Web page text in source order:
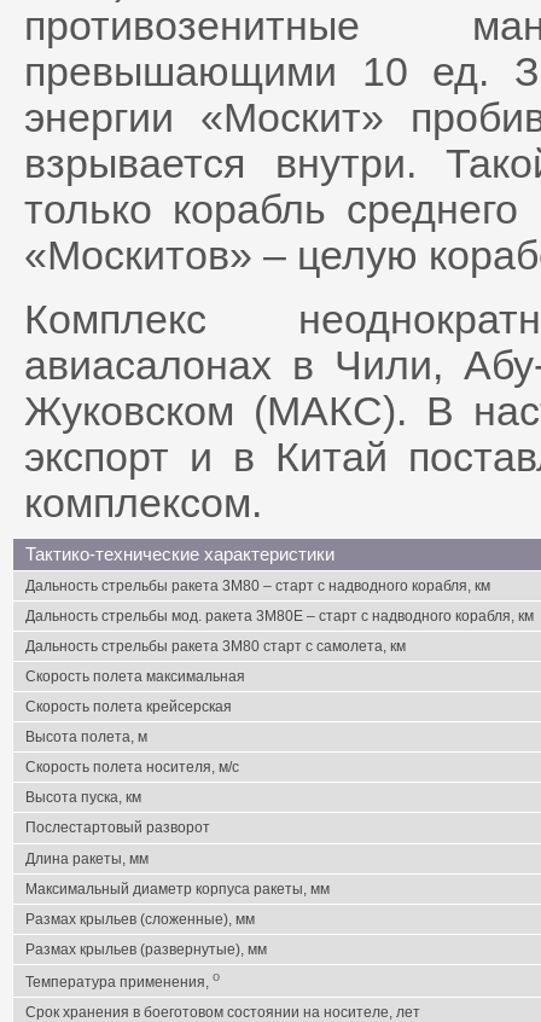
противозенитные
превышающими 10 ед.
энергии «Москит»
взрывается внутри.
только корабль
«Москитов» – целую
Комплекс
авиасалонах в Чили,
Жуковском (МАКС). В
экспорт и в Китай
комплексом.
Тактико-технические характеристики
Дальность стрельбы ракета 3М80 – старт с надводного корабля, км
Дальность стрельбы мод. ракета 3М80E – старт с надводного корабля, км
Дальность стрельбы ракета 3М80 старт с самолета, км
Скорость полета максимальная
Скорость полета крейсерская
Высота полета, м
Скорость полета носителя, м/c
Высота пуска, км
Послестартовый разворот
Длина ракеты, мм
Максимальный диаметр корпуса ракеты, мм
Размах крыльев (сложенные), мм
Размах крыльев (развернутые), мм
Температура применения, o
Срок хранения в боеготовом состоянии на носителе, лет